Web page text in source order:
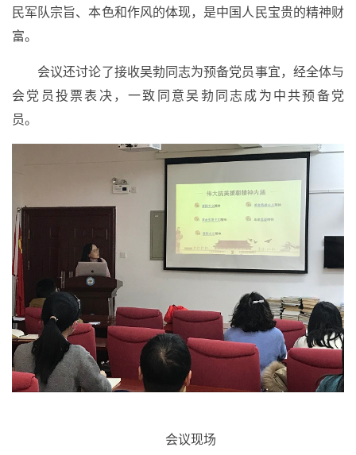
民军队宗旨、本色和作风的体现，是中国人民宝贵的精神财
富。
会议还讨论了接收吴勃同志为预备党员事宜，经全体与
会党员投票表决，一致同意吴勃同志成为中共预备党
员。
会议现场